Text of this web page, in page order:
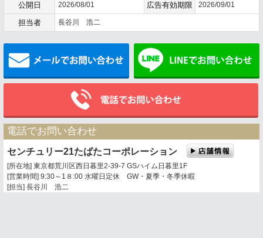
公開日 2026/08/01 広告有効期限 2026/09/01
担当者 長谷川 浩二
メールでお問い合わせ
電話でお問い合わせ
センチュリー21たばたコーポレーション
[所在地] 東京都荒川区西日暮里2-39-7 GSハイム日暮里1F
[営業時間] 9:30～1８:00 水曜日定休 GW・夏季・冬季休暇
[担当] 長谷川 浩二